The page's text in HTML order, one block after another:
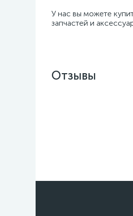
У нас вы можете
запчастей и
Отзывы